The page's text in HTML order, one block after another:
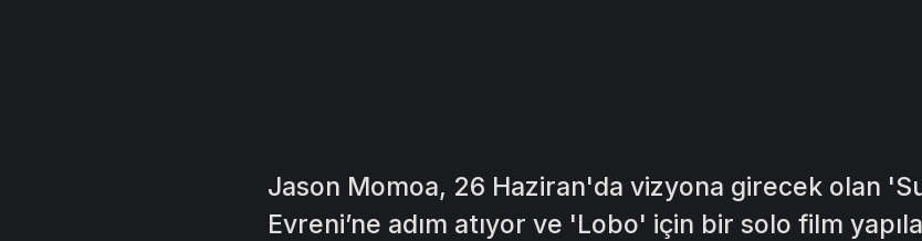
Jason Momoa, 26 Haziran'da vizyona girecek olan
Evreni’ne adım atıyor ve 'Lobo' için bir solo film